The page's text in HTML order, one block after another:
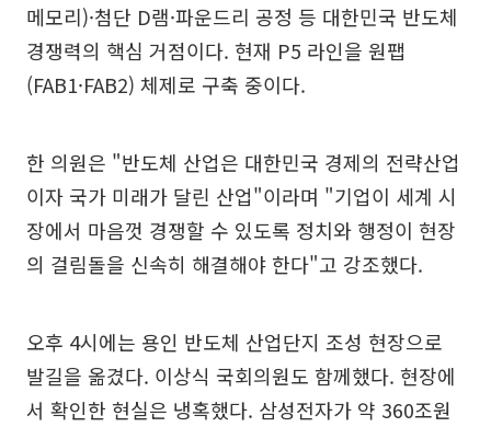
메모리)·첨단 D램·파운드리 공정 등 대한민국 반도체
경쟁력의 핵심 거점이다. 현재 P5 라인을 원팹
(FAB1·FAB2) 체제로 구축 중이다.
한 의원은 "반도체 산업은 대한민국 경제의 전략산업
이자 국가 미래가 달린 산업"이라며 "기업이 세계 시
장에서 마음껏 경쟁할 수 있도록 정치와 행정이 현장
의 걸림돌을 신속히 해결해야 한다"고 강조했다.
오후 4시에는 용인 반도체 산업단지 조성 현장으로
발길을 옮겼다. 이상식 국회의원도 함께했다. 현장에
서 확인한 현실은 냉혹했다. 삼성전자가 약 360조원